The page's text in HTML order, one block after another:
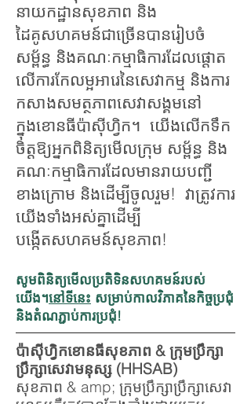
នាយកដ្ឋានសុខភាព និង
ដៃគូសហគមន៍ជាច្រើនបានរៀបចំ
សម្ព័ន្ធ និងគណៈកម្មាធិការដែលផ្តោត
លើការកែលម្អអារេនៃសេវាកម្ម និងការ
កសាងសមត្ថភាពសេវាសង្គមនៅ
ក្នុងខោនធីប៉ាស៊ីហ្វិក។ យើងលើកទឹក
ចិត្តឱ្យអ្នកពិនិត្យមើលក្រុម សម្ព័ន្ធ និង
គណៈកម្មាធិការដែលមានរាយបញ្ជី
ខាងក្រោម និងដើម្បីចូលរួម! វាត្រូវការ
យើងទាំងអស់គ្នាដើម្បី
បង្កើតសហគមន៍សុខភាព!
សូមពិនិត្យមើលប្រតិទិនសហគមន៍របស់
យើង។នៅទីនេះ សម្រាប់កាលវិភាគនៃកិច្ចប្រជុំ
និងតំណភ្ជាប់ការប្រជុំ!
ប៉ាស៊ីហ្វិកខោនធីសុខភាព & ក្រុមប្រឹក្សា
ប្រឹក្សាសេវាមនុស្ស (HHSAB)
សុខភាព & amp; ក្រុមប្រឹក្សាប្រឹក្សាសេវា